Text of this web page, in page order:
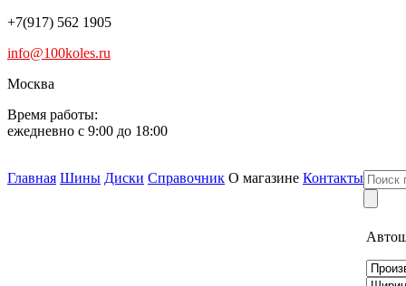
+7(917) 562 1905
info@100koles.ru
Москва
Время работы:
ежедневно с 9:00 до 18:00
Главная Шины Диски Справочник О магазине Контакты